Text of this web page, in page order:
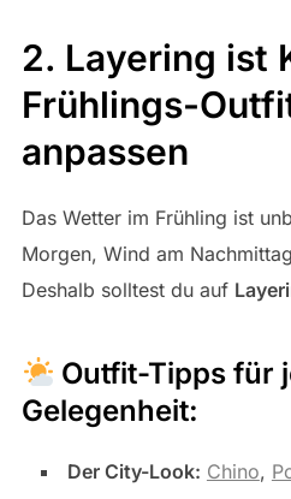
2. Layering ist
Frühlings-
anpassen
Das Wetter im Frühling ist
Morgen, Wind am
Deshalb solltest du auf
Outfit-Tipps für
Gelegenheit:
Der City-Look: Chino,